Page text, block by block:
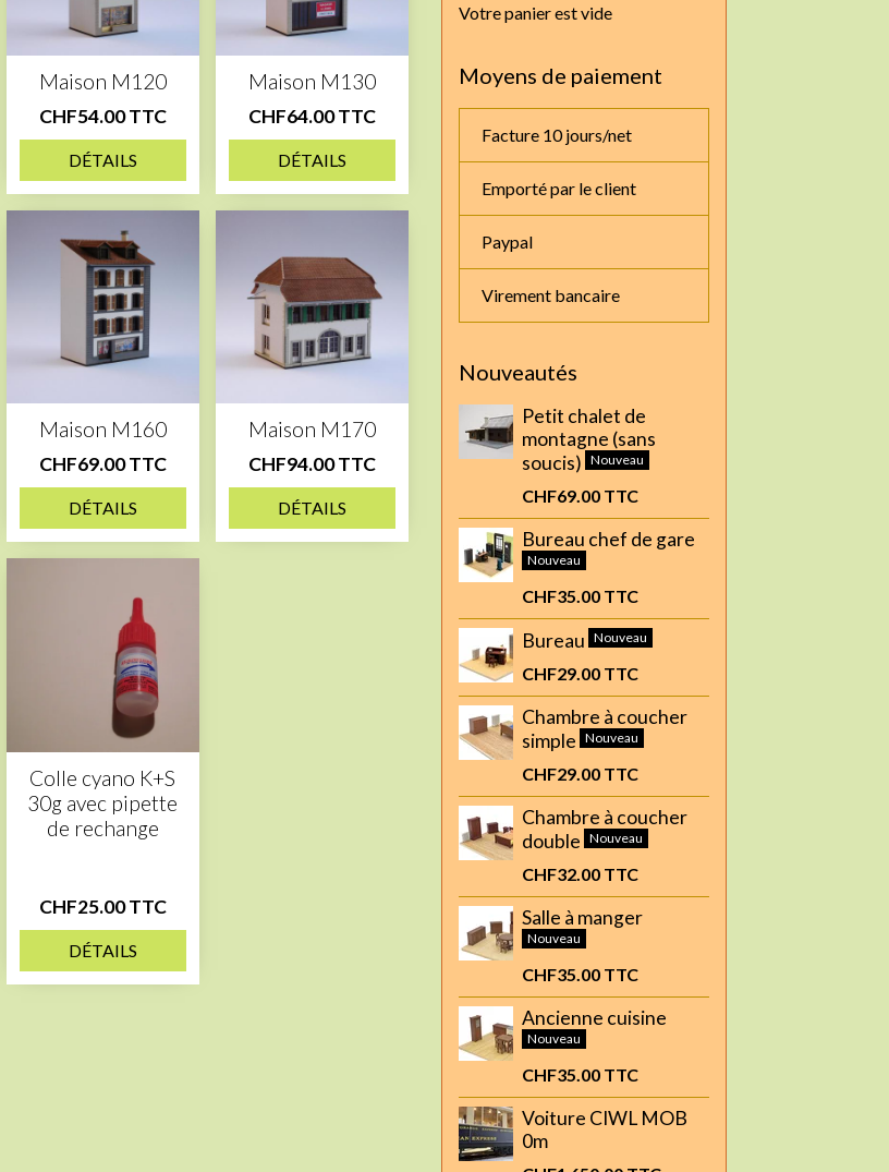
Maison M120
CHF54.00 TTC
DÉTAILS
Maison M130
CHF64.00 TTC
DÉTAILS
Maison M160
CHF69.00 TTC
DÉTAILS
Maison M170
CHF94.00 TTC
DÉTAILS
Colle cyano K+S
30g avec pipette
de rechange
CHF25.00 TTC
DÉTAILS
Votre panier est vide
Moyens de paiement
Facture 10 jours/net
Emporté par le client
Paypal
Virement bancaire
Nouveautés
Petit chalet de
montagne (sans
soucis)
Nouveau
CHF69.00 TTC
Bureau chef de gare
Nouveau
CHF35.00 TTC
Bureau Nouveau
CHF29.00 TTC
Chambre à coucher
simple
Nouveau
CHF29.00 TTC
Chambre à coucher
double
Nouveau
CHF32.00 TTC
Salle à manger
Nouveau
CHF35.00 TTC
Ancienne cuisine
Nouveau
CHF35.00 TTC
Voiture CIWL MOB
0m